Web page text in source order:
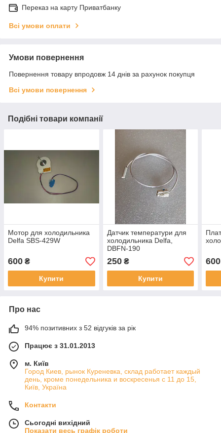
Переказ на карту Приватбанку
Всі умови оплати
Умови повернення
Повернення товару впродовж 14 днів за рахунок покупця
Всі умови повернення
Подібні товари компанії
Мотор для холодильника
Delfa SBS-429W
600 ₴
Купити
Датчик температури для
холодильника Delfa,
DBFN-190
250₴
Купити
600
Про нас
94% позитивних з 52 відгуків за рік
Працює з 31.01.2013
м. Київ
Город Киев, рынок Куреневка, склад работает каждый
день, кроме понедельника и воскресенья с 11 до 15,
Київ, Україна
Контакти
Сьогодні вихідний
Показати весь графік роботи